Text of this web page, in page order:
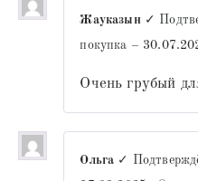
Жауказын ✓
покупка –
Очень грубый
Ольга ✓